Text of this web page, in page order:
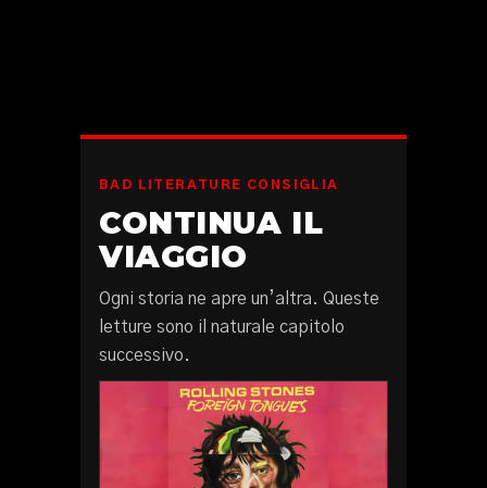
BAD LITERATURE CONSIGLIA
CONTINUA IL
VIAGGIO
Ogni storia ne apre un’altra. Queste
letture sono il naturale capitolo
successivo.